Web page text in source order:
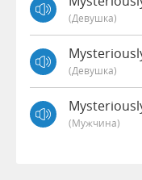
(девушка)
(девушка)
(мужчина)